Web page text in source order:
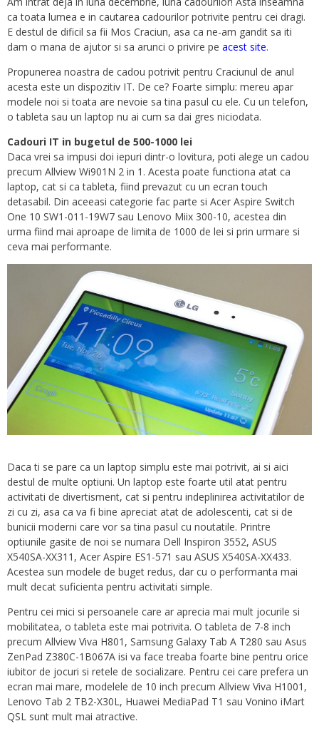
ca toata lumea e in cautarea cadourilor potrivite pentru cei dragi.
E destul de dificil sa fii Mos Craciun, asa ca ne-am gandit sa iti
dam o mana de ajutor si sa arunci o privire pe acest site.
Propunerea noastra de cadou potrivit pentru Craciunul de anul
acesta este un dispozitiv IT. De ce? Foarte simplu: mereu apar
modele noi si toata are nevoie sa tina pasul cu ele. Cu un telefon,
o tableta sau un laptop nu ai cum sa dai gres niciodata.
Cadouri IT in bugetul de 500-1000 lei
Daca vrei sa impusi doi iepuri dintr-o lovitura, poti alege un cadou
precum Allview Wi901N 2 in 1. Acesta poate functiona atat ca
laptop, cat si ca tableta, fiind prevazut cu un ecran touch
detasabil. Din aceeasi categorie fac parte si Acer Aspire Switch
One 10 SW1-011-19W7 sau Lenovo Miix 300-10, acestea din
urma fiind mai aproape de limita de 1000 de lei si prin urmare si
ceva mai performante.
Daca ti se pare ca un laptop simplu este mai potrivit, ai si aici
destul de multe optiuni. Un laptop este foarte util atat pentru
activitati de divertisment, cat si pentru indeplinirea activitatilor de
zi cu zi, asa ca va fi bine apreciat atat de adolescenti, cat si de
bunicii moderni care vor sa tina pasul cu noutatile. Printre
optiunile gasite de noi se numara Dell Inspiron 3552, ASUS
X540SA-XX311, Acer Aspire ES1-571 sau ASUS X540SA-XX433.
Acestea sun modele de buget redus, dar cu o performanta mai
mult decat suficienta pentru activitati simple.
Pentru cei mici si persoanele care ar aprecia mai mult jocurile si
mobilitatea, o tableta este mai potrivita. O tableta de 7-8 inch
precum Allview Viva H801, Samsung Galaxy Tab A T280 sau Asus
ZenPad Z380C-1B067A isi va face treaba foarte bine pentru orice
iubitor de jocuri si retele de socializare. Pentru cei care prefera un
ecran mai mare, modelele de 10 inch precum Allview Viva H1001,
Lenovo Tab 2 TB2-X30L, Huawei MediaPad T1 sau Vonino iMart
QSL sunt mult mai atractive.